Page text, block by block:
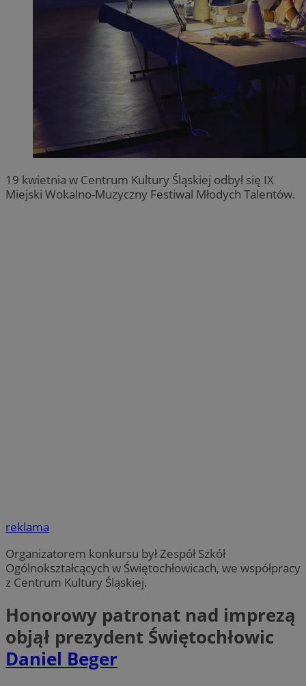
19 kwietnia w Centrum Kultury Śląskiej odbył się IX
Miejski Wokalno-Muzyczny Festiwal Młodych Talentów.
reklama
Organizatorem konkursu był Zespół Szkół
Ogólnokształcących w Świętochłowicach, we współpracy
z Centrum Kultury Śląskiej.
Honorowy patronat nad imprezą
objął prezydent Świętochłowic
Daniel Beger